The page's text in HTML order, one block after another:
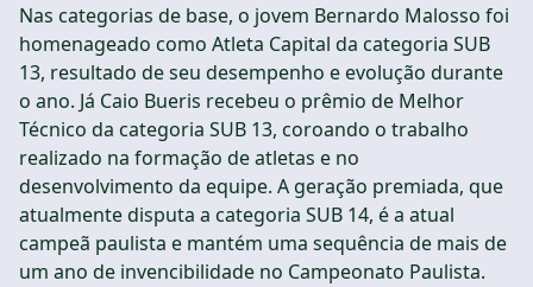
Nas categorias de base, o jovem Bernardo Malosso foi
homenageado como Atleta Capital da categoria SUB
13, resultado de seu desempenho e evolução durante
o ano. Já Caio Bueris recebeu o prêmio de Melhor
Técnico da categoria SUB 13, coroando o trabalho
realizado na formação de atletas e no
desenvolvimento da equipe. A geração premiada, que
atualmente disputa a categoria SUB 14, é a atual
campeã paulista e mantém uma sequência de mais de
um ano de invencibilidade no Campeonato Paulista.